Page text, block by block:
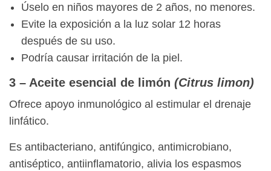
Úselo en niños mayores de 2 años, no menores.
Evite la exposición a la luz solar 12 horas
después de su uso.
Podría causar irritación de la piel.
3 – Aceite esencial de limón (Citrus limon)
Ofrece apoyo inmunológico al estimular el drenaje
linfático.
Es antibacteriano, antifúngico, antimicrobiano,
antiséptico, antiinflamatorio, alivia los espasmos